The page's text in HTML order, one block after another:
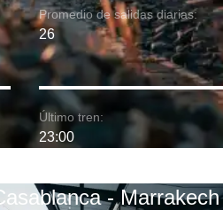
Promedio de salidas diarias:
26
Último tren:
23:00
- Marrakech